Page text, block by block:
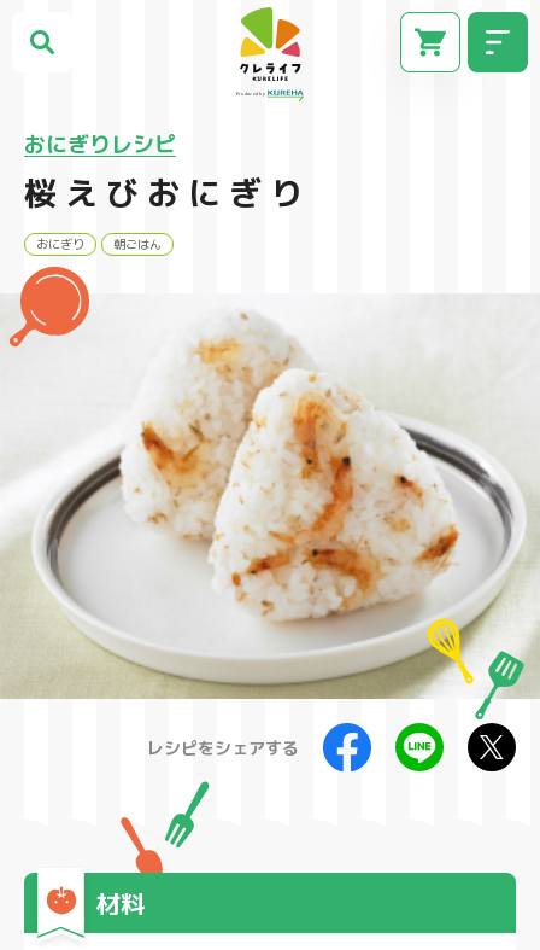
製
おにぎりレシピ
桜えびおにぎり
おにぎり 朝ごはん
レシピをシェアする
材料